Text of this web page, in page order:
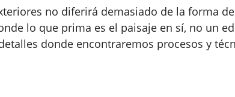
no diferirá demasiado de la forma
lo que prima es el paisaje en sí, no un
donde encontraremos procesos y